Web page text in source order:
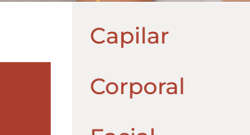
Capilar
Corporal